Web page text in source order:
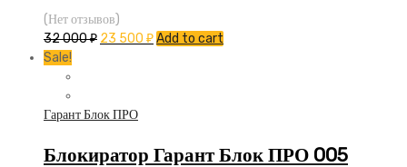
(Нет отзывов)
32 000₽ 23 500 ₽Add to cart
Sale!
Гарант Блок ПРО
Блокиратор Гарант Блок ПРО 005